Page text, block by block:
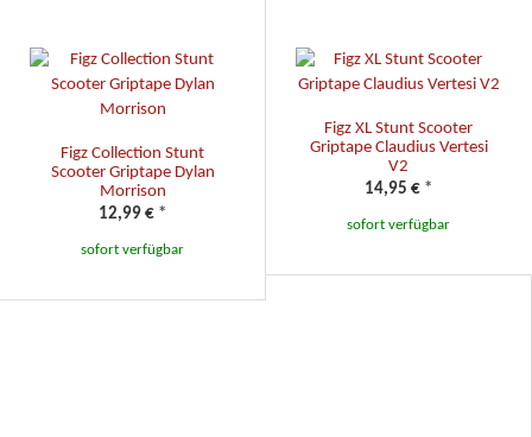
Figz Collection Stunt
Scooter Griptape Dylan
Morrison
12,99 € *
sofort verfügbar
Figz XL Stunt Scooter
Griptape Claudius Vertesi
V2
14,95 € *
sofort verfügbar